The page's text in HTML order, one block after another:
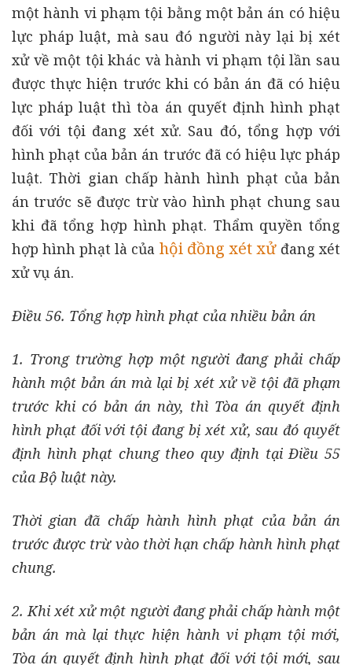
một hành vi phạm tội bằng một bản án có hiệu
lực pháp luật, mà sau đó người này lại bị xét
xử về một tội khác và hành vi phạm tội lần sau
được thực hiện trước khi có bản án đã có hiệu
lực pháp luật thì tòa án quyết định hình phạt
đối với tội đang xét xử. Sau đó, tổng hợp với
hình phạt của bản án trước đã có hiệu lực pháp
luật. Thời gian chấp hành hình phạt của bản
án trước sẽ được trừ vào hình phạt chung sau
khi đã tổng hợp hình phạt. Thẩm quyền tổng
hợp hình phạt là của hội đồng xét xửđang xét
xử vụ án.
Điều 56. Tổng hợp hình phạt của nhiều bản án
1. Trong trường hợp một người đang phải chấp
hành một bản án mà lại bị xét xử về tội đã phạm
trước khi có bản án này, thì Tòa án quyết định
hình phạt đối với tội đang bị xét xử, sau đó quyết
định hình phạt chung theo quy định tại Điều 55
của Bộ luật này.
Thời gian đã chấp hành hình phạt của bản án
trước được trừ vào thời hạn chấp hành hình phạt
chung.
2. Khi xét xử một người đang phải chấp hành một
bản án mà lại thực hiện hành vi phạm tội mới,
Tòa án quyết định hình phạt đối với tội mới, sau